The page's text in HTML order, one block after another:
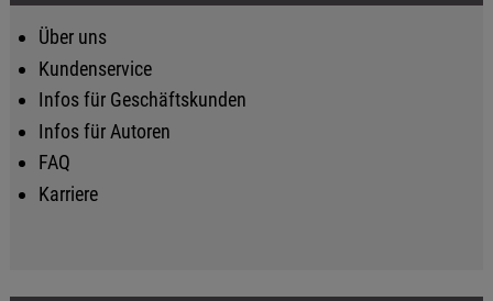
Über uns
Kundenservice
Infos für Geschäftskunden
Infos für Autoren
FAQ
Karriere